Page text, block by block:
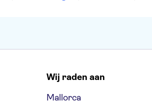
Wij raden aan
Mallorca